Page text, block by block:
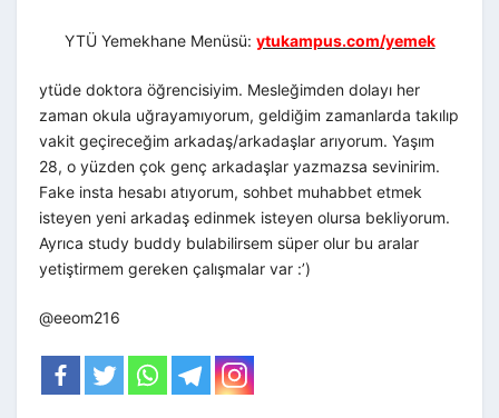
YTÜ Yemekhane Menüsü: ytukampus.com/yemek
ytüde doktora öğrencisiyim. Mesleğimden dolayı her
zaman okula uğrayamıyorum, geldiğim zamanlarda takılıp
vakit geçireceğim arkadaş/arkadaşlar arıyorum. Yaşım
28, o yüzden çok genç arkadaşlar yazmazsa sevinirim.
Fake insta hesabı atıyorum, sohbet muhabbet etmek
isteyen yeni arkadaş edinmek isteyen olursa bekliyorum.
Ayrıca study buddy bulabilirsem süper olur bu aralar
yetiştirmem gereken çalışmalar var :’)
@eeom216